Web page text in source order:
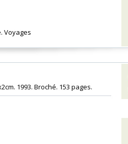
Voyages‎
1993. Broché. 153 pages.‎